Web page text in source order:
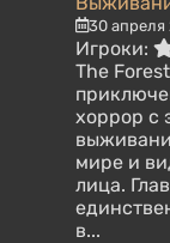
30 апреля
Игроки:
The
хоррор с
мире и
лица.
в...